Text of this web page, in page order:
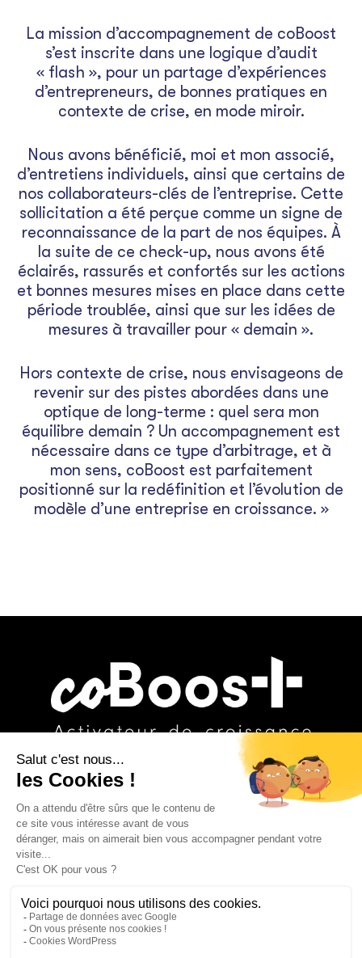
La mission d’accompagnement de coBoost
s’est inscrite dans une logique d’audit
« flash », pour un partage d’expériences
d’entrepreneurs, de bonnes pratiques en
contexte de crise, en mode miroir.
Nous avons bénéficié, moi et mon associé,
d’entretiens individuels, ainsi que certains de
nos collaborateurs-clés de l’entreprise. Cette
sollicitation a été perçue comme un signe de
reconnaissance de la part de nos équipes. À
la suite de ce check-up, nous avons été
éclairés, rassurés et confortés sur les actions
et bonnes mesures mises en place dans cette
période troublée, ainsi que sur les idées de
mesures à travailler pour « demain ».
Hors contexte de crise, nous envisageons de
revenir sur des pistes abordées dans une
optique de long-terme : quel sera mon
équilibre demain ? Un accompagnement est
nécessaire dans ce type d’arbitrage, et à
mon sens, coBoost est parfaitement
positionné sur la redéfinition et l’évolution de
modèle d’une entreprise en croissance. »
GROUPE IRD
POLITIQUE DE CONFIDENTIALITÉ
MENTIONS LÉGALES